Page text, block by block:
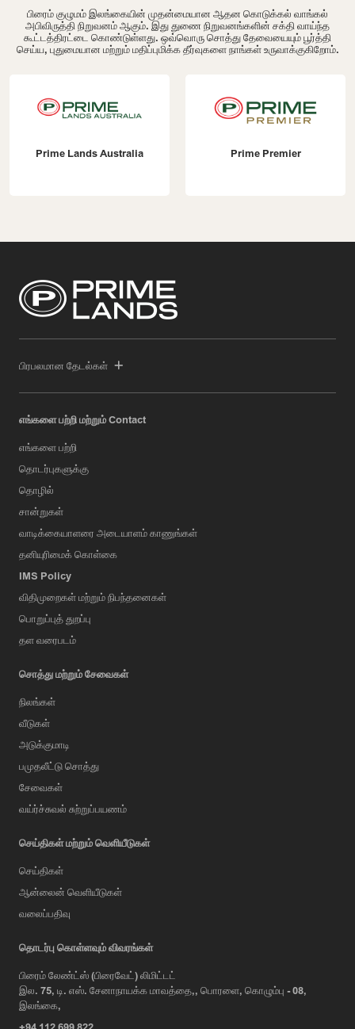
பிரைம் குழுமம் இலங்கையின் முதன்மையான ஆதன கொடுக்கல் வாங்கல்
அபிவிருத்தி நிறுவனம் ஆகும். இது துணை நிறுவனங்களின் சக்தி வாய்ந்த
கூட்டத்திரட்டை கொண்டுள்ளது. ஒவ்வொரு சொத்து தேவையையும் பூர்த்தி
செய்ய, புதுமையான மற்றும் மதிப்புமிக்க தீர்வுகளை நாங்கள் உருவாக்குகிறோம்.
Prime Lands Australia Prime Premier
பிரபலமான தேடல்கள்
எங்களை பற்றி மற்றும் Contact
எங்களை பற்றி
தொடர்புகளுக்கு
தொழில்
சான்றுகள்
வாடிக்கையாளரை அடையாளம் காணுங்கள்
தனியுரிமைக் கொள்கை
IMS Policy
விதிமுறைகள் மற்றும் நிபந்தனைகள்
பொறுப்புத் துறப்பு
தள வரைபடம்
சொத்து மற்றும் சேவைகள்
நிலங்கள்
வீடுகள்
அடுக்குமாடி
பமுதலீட்டு சொத்து
சேவைகள்
வய்ர்ச்சுவல் சுற்றுப்பயணம்
செய்திகள் மற்றும் வெளியீடுகள்
செய்திகள்
ஆன்லைன் வெளியீடுகள்
வலைப்பதிவு
தொடர்பு கொள்ளவும் விவரங்கள்
பிரைம் லேண்ட்ஸ் (பிரைவேட்) லிமிட்டட்
இல. 75, டி. எஸ். சேனாநாயக்க மாவத்தை,, பொரளை, கொழும்பு - 08,
இலங்கை,